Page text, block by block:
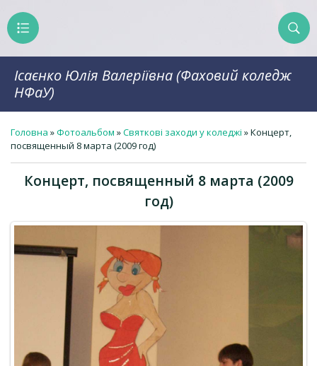
Ісаєнко Юлія Валеріївна (Фаховий коледж
НФаУ)
Головна »Фотоальбом »Святкові заходи у коледжі » Концерт,
посвященный 8 марта (2009 год)
Концерт, посвященный 8 марта (2009
год)